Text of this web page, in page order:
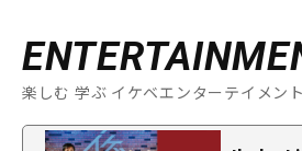
楽しむ 学ぶ イケベエンターテイメント